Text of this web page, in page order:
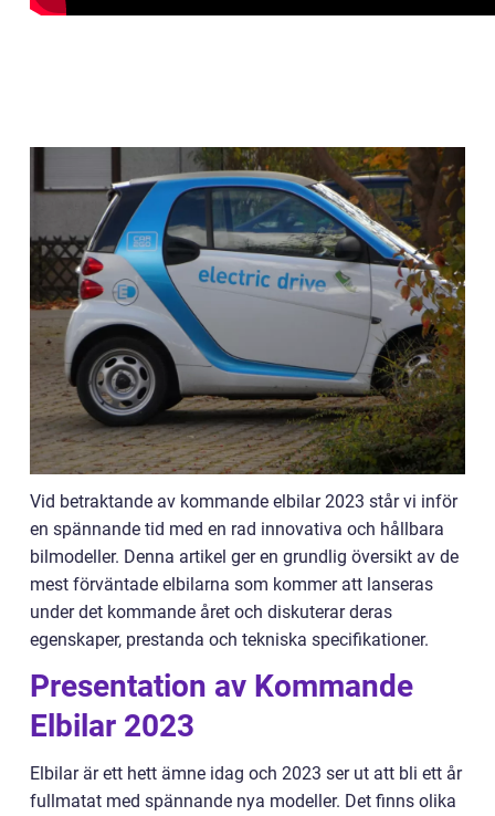
Vid betraktande av kommande elbilar 2023 står vi inför
en spännande tid med en rad innovativa och hållbara
bilmodeller. Denna artikel ger en grundlig översikt av de
mest förväntade elbilarna som kommer att lanseras
under det kommande året och diskuterar deras
egenskaper, prestanda och tekniska specifikationer.
Presentation av Kommande
Elbilar 2023
Elbilar är ett hett ämne idag och 2023 ser ut att bli ett år
fullmatat med spännande nya modeller. Det finns olika